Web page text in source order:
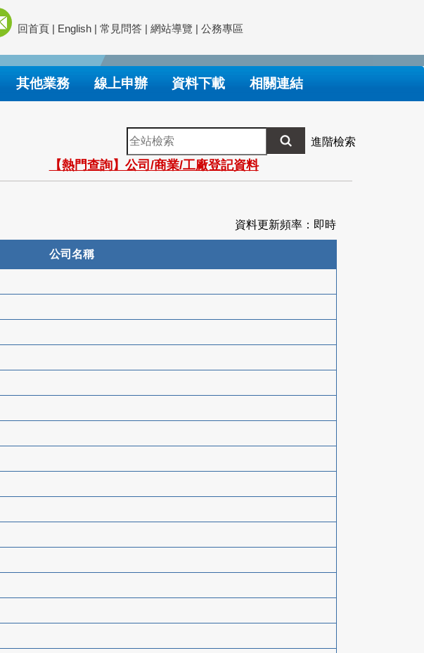
回首頁 | English | 常見問答 | 網站導覽 | 公務專區
其他業務 線上申辦 資料下載 相關連結
全
站
檢
索
進階檢索
【熱門查詢】公司/商業/工廠登記資料
資料更新頻率：即時
公司名稱